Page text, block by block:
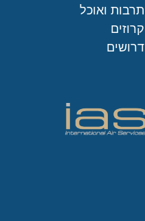
תרבות ואוכל
קרוזים
דרושים